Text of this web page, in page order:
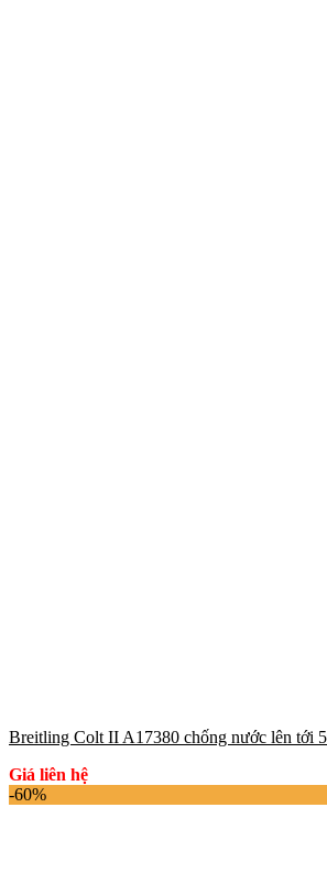
Breitling Colt II A17380 chống nước lên tới
Giá liên hệ
-60%